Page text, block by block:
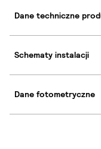
Dane techniczne
Schematy instalacji
Dane fotometryczne